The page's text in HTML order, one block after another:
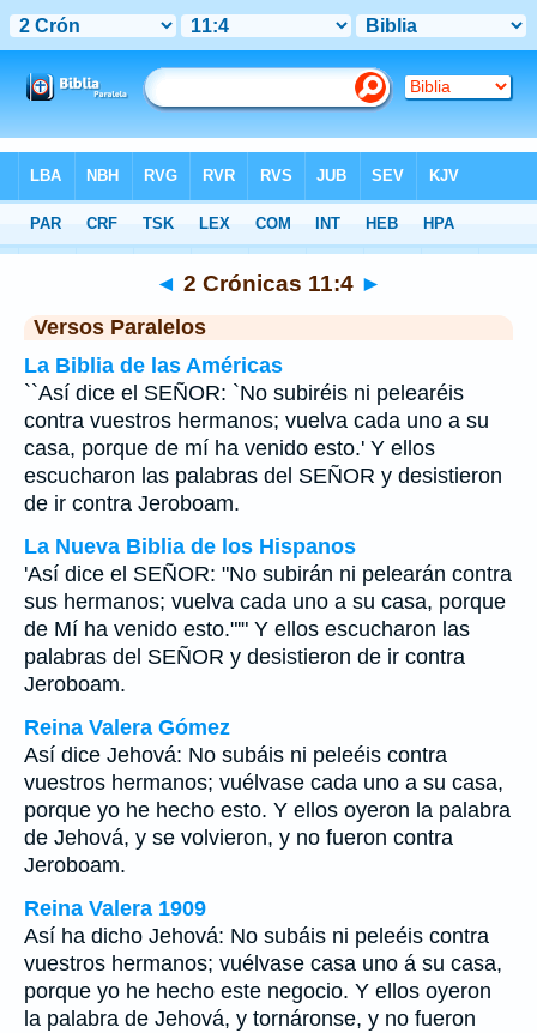
>2 Crónicas Capítulo 11 > Verso 4
◄ 2 Crónicas 11:4 ►
Versos Paralelos
La Biblia de las Américas
``Así dice el SEÑOR: `No subiréis ni pelearéis
contra vuestros hermanos; vuelva cada uno a su
casa, porque de mí ha venido esto.' Y ellos
escucharon las palabras del SEÑOR y desistieron
de ir contra Jeroboam.
La Nueva Biblia de los Hispanos
'Así dice el SEÑOR: "No subirán ni pelearán contra
sus hermanos; vuelva cada uno a su casa, porque
de Mí ha venido esto."'" Y ellos escucharon las
palabras del SEÑOR y desistieron de ir contra
Jeroboam.
Reina Valera Gómez
Así dice Jehová: No subáis ni peleéis contra
vuestros hermanos; vuélvase cada uno a su casa,
porque yo he hecho esto. Y ellos oyeron la palabra
de Jehová, y se volvieron, y no fueron contra
Jeroboam.
Reina Valera 1909
Así ha dicho Jehová: No subáis ni peleéis contra
vuestros hermanos; vuélvase casa uno á su casa,
porque yo he hecho este negocio. Y ellos oyeron
la palabra de Jehová, y tornáronse, y no fueron